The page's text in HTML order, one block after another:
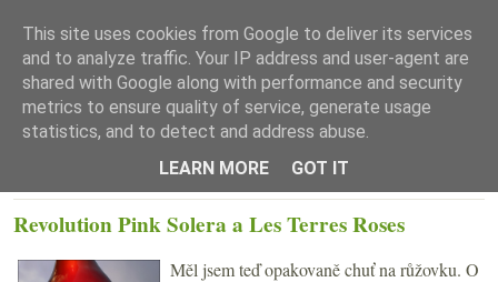
☰ Menu
Revolution Pink Solera a Les Terres Roses
Měl jsem teď opakovaně chuť na růžovku. O
This site uses cookies from Google to deliver its services
and to analyze traffic. Your IP address and user-agent are
shared with Google along with performance and security
metrics to ensure quality of service, generate usage
statistics, and to detect and address abuse.
LEARN MORE
GOT IT